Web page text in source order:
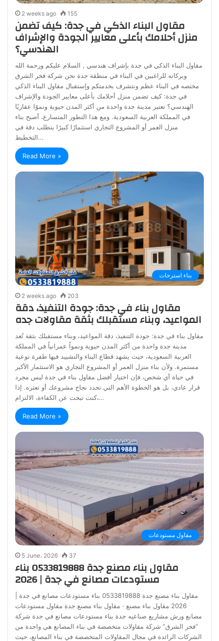
2 weeks ago 155
مقاول البناء الذكي في جدة: كيف تضمن
منزل أحلامك بأعلى معايير الجودة والإشراف
الهندسي؟
مقاول البناء الذكي في جدة بإشراف هندسي , السلام عليكم ورحمة الله
وبركاته للراغبين في البناء في منطقة جدة نحن شركة فخر الشرق
مختصه في البناء عظم ونتشرف بخدمتكم وإستقبال مقاول البناء الذكي
في جدة: كيف تضمن منزل أحلامك بأعلى معايير الجودة والإشراف
الهندسي؟ تعتبر مدينة جدة واحدة من أكثر المدن حيوية ونموًا عقاريًا
في المملكة العربية السعودية. ومع هذا التطور المتسارع، أصبح بناء
منزل العمر أو المشروع التجاري استثمارًا كبيرًا يتطلب دقة في
التخطيط…
Read More »
بناء استرحات
2 weeks ago 203
مقاول بناء في جدة: جودة التنفيذ، دقة
المواعيد، وبناء مستقبلك بثقة مقاولات جده
مقاول بناء في جدة: جودة التنفيذ، دقة المواعيد، وبناء مستقبلك بثقة تُعد
مدينة جدة واحدة من أكثر المدن حيوية ونمواً عمرانياً في المملكة
العربية السعودية، حيث يشهد قطاع البناء والتشييد فيها طفرة نوعية
مستمرة. ولأن بناء منزل العمر أو المشروع التجاري هو الاستثمار الأكبر
في حياة أي شخص، فإن اختيار أفضل مقاول بناء في جدة ليس مجرد
قرار عادي، بل هو الخطوة الأهم التي تحدد نجاح مشروعك أو تعثره. إذا
كنت تبحث عن الكفاءة، الالتزام،…
Read More »
مقاول مستودعات
5 June، 2026 37
مقاول بناء مصنع جدة 0533819888 بناء
مستودعات مصانع في جدة | 2026
مقاول بناء مصنع جدة 0533819888 بناء مستودعات مصانع في جدة |
2026 مقاول بناء مصنع · مقاول بناء مصنع جدة مقاول مستودعات
مصانع ورش مشاريع صناعيه جدة بناء مستودعات مصانع في جدة شركة
“فخر الشرق” شركة مقاولات متخصصة في بناء المصانع هي واحدة من
الشركات الرائدة في مجال المقاولات المتخصصة في بناء المصانع، حيث